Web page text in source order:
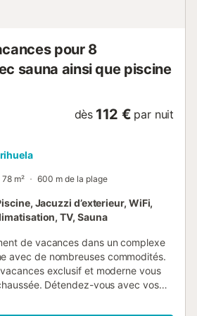
pour 8
sauna ainsi que piscine
dès 112 € par nuit
78 m² 600 m de la plage
Jacuzzi d’exterieur, WiFi,
TV, Sauna
de vacances dans un complexe
avec de nombreuses commodités.
exclusif et moderne vous
Détendez-vous avec vos
de la grande pièce à vivre. La